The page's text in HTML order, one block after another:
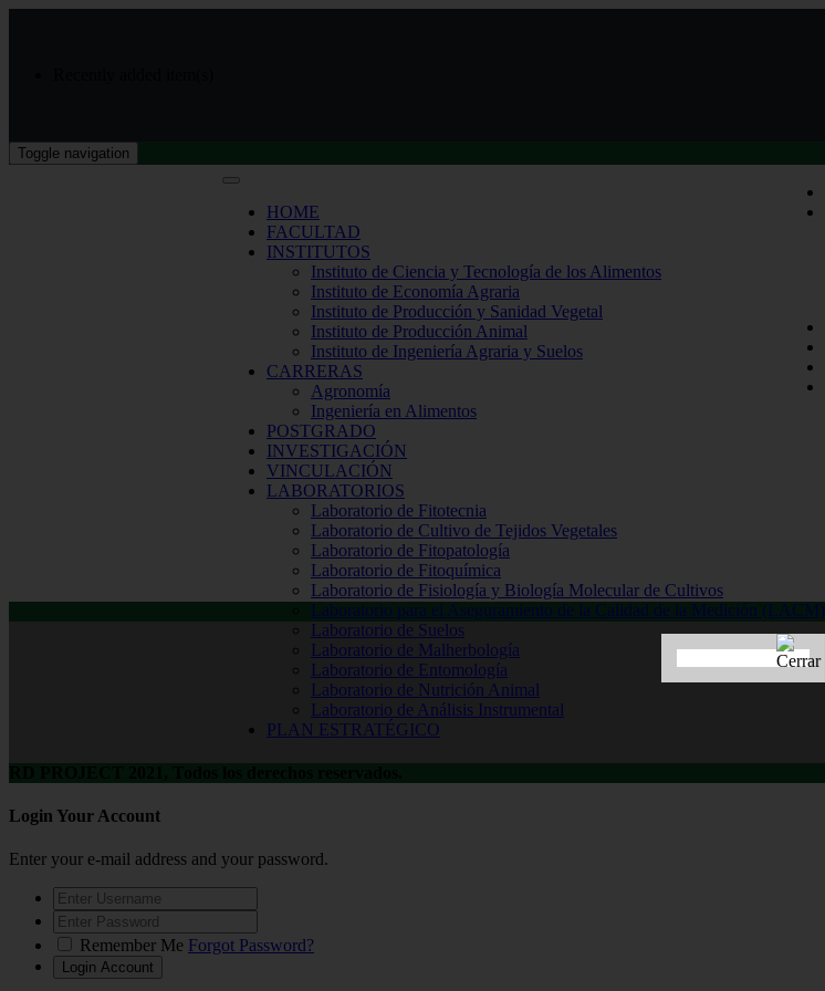
Toggle navigation
HOME
FACULTAD
INSTITUTOS
Instituto de Ciencia y Tecnología de los Alimentos
Instituto de Economía Agraria
Instituto de Producción y Sanidad Vegetal
Instituto de Producción Animal
Instituto de Ingeniería Agraria y Suelos
CARRERAS
Agronomía
Ingeniería en Alimentos
POSTGRADO
INVESTIGACIÓN
VINCULACIÓN
LABORATORIOS
Laboratorio de Fitotecnia
Laboratorio de Cultivo de Tejidos Vegetales
Laboratorio de Fitopatología
Laboratorio de Fitoquímica
Laboratorio de Fisiología y Biología Molecular de Cultivos
Laboratorio para el Aseguramiento de la Calidad de la Medición (LACM)
Laboratorio de Suelos
Laboratorio de Malherbología
Laboratorio de Entomología
Laboratorio de Nutrición Animal
Laboratorio de Análisis Instrumental
PLAN ESTRATÉGICO
Login Your Account
Enter your e-mail address and your password.
Remember Me Forgot Password?